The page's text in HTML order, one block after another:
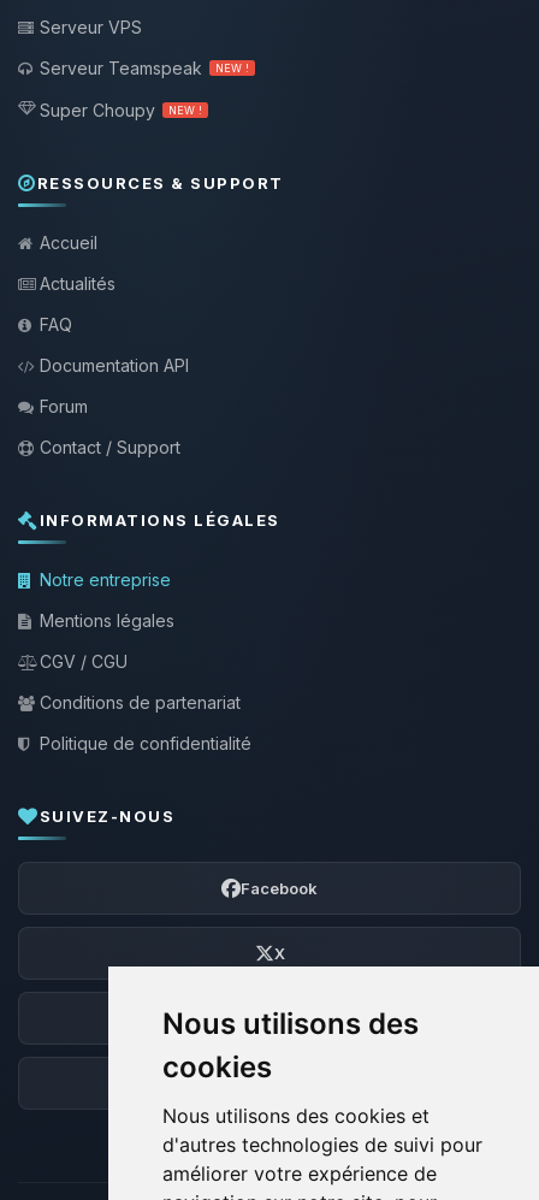
Nous utilisons des
cookies
Nous utilisons des cookies et
d'autres technologies de suivi pour
améliorer votre expérience de
Serveur VPS
Serveur Teamspeak
NEW !
Super Choupy NEW !
RESSOURCES & SUPPORT
Accueil
Actualités
FAQ
Documentation API
Forum
Contact / Support
INFORMATIONS LÉGALES
Notre entreprise
Mentions légales
CGV / CGU
Conditions de partenariat
Politique de confidentialité
SUIVEZ-NOUS
Facebook
X
Discord
Forum